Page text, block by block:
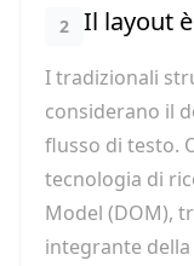
2 Il layout
I tradizionali
considerano il
flusso di testo.
tecnologia di
Model (DOM),
integrante